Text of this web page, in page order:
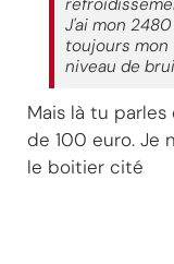
J'ai mon
toujours
niveau de
Mais là tu
de 100 euro. Je
le boitier cité